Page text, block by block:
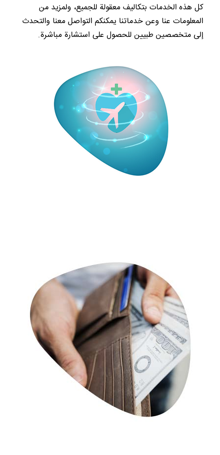
كل هذه الخدمات بتكاليف معقولة للجميع، ولمزيد من
المعلومات عنا وعن خدماتنا يمكنكم التواصل معنا والتحدث
إلى متخصصين طبيين للحصول على استشارة مباشرة.